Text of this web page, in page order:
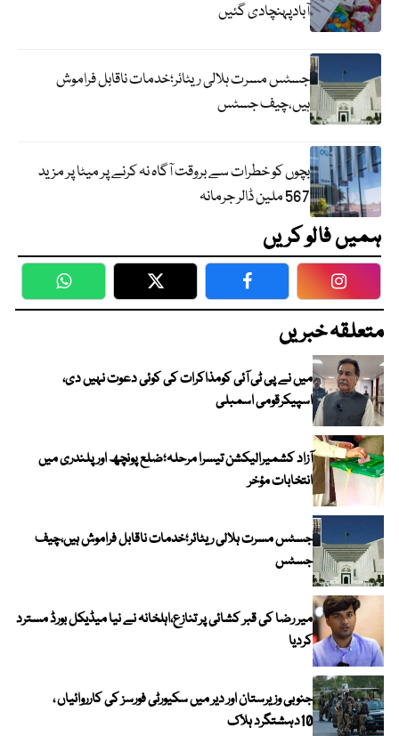
آبادپہنچادی گئیں
جسٹس مسرت ہلالی ریٹائر؛خدمات ناقابل فراموش
ہیں،چیف جسٹس
بچوں کو خطرات سے بروقت آگاہ نہ کرنے پر میٹا پر مزید
567 ملین ڈالر جرمانہ
ہمیں فالو کریں
WhatsApp Twitter Facebook
متعلقہ خبریں
میں نے پی ٹی آئی کومذاکرات کی کوئی دعوت نہیں دی،
اسپیکرقومی اسمبلی
آزاد کشمیرالیکشن تیسرا مرحلہ؛ضلع پونچھ اور پلندری میں
انتخابات مؤخر
جسٹس مسرت ہلالی ریٹائر؛خدمات ناقابل فراموش ہیں،چیف
جسٹس
میر رضا کی قبر کشائی پر تنازع،اہلخانہ نے نیا میڈیکل بورڈ مسترد
کردیا
جنوبی وزیرستان اور دیر میں سکیورٹی فورسز کی کارروائیاں ،
10دہشتگرد ہلاک